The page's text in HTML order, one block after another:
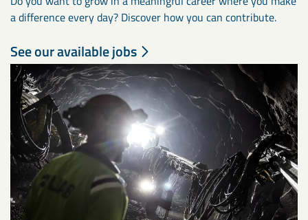
a difference every day? Discover how you can contribute.
See our available jobs